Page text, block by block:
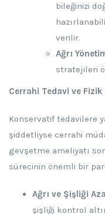
bileğinizi
verilir.
Ağrı
stratejileri
Cerrahi Tedavi ve
Konservatif tedavilere
şiddetliyse cerrahi
gevşetme ameliyatı
sürecinin önemli bir
Ağrı ve Şişliği
şişliği kontrol